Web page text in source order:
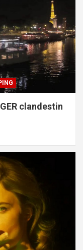
clandestin